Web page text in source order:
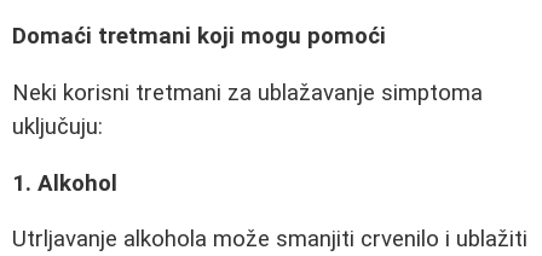
Domaći tretmani koji mogu pomoći
Neki korisni tretmani za ublažavanje simptoma
uključuju:
1. Alkohol
Utrljavanje alkohola može smanjiti crvenilo i ublažiti